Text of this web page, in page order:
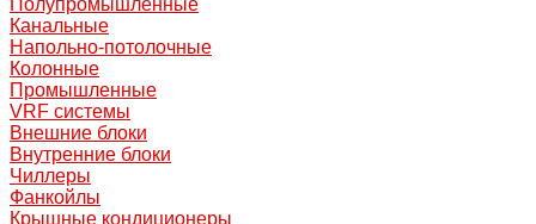
Полупромышленные
Канальные
Напольно-потолочные
Колонные
Промышленные
VRF системы
Внешние блоки
Внутренние блоки
Чиллеры
Фанкойлы
Крышные кондиционеры